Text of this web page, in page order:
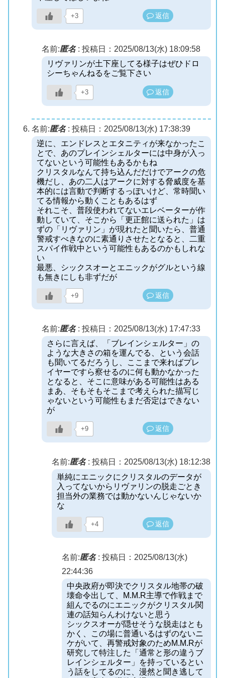
+3 返信
名前:匿名: 投稿日：2025/08/13(水) 18:09:58
リヴァリンが土下座してる様子はぜひドロ
シーちゃんねるをご覧下さい
+3 返信
名前:匿名: 投稿日：2025/08/13(水) 17:38:39
逆に、エンドレスとエタニティが来なかったこ
とで、あのプレインシェルターには中身が入っ
てないという可能性もあるかもね
クリスタルなんて持ち込んだだけでアークの危
機だし、あの二人はアークに対する脅威度を基
本的には言動で判断するっぽいけど、常時聞い
てる情報から動くこともあるはず
それこそ、普段使われてないエレベーターが作
動していて、そこから「更正館に送られた」は
ずの「リヴァリン」が現れたと聞いたら、普通
警戒すべきなのに素通りさせたとなると、二重
スパイ作戦中という可能性もあるのかもしれな
い
最悪、シックスオーとエニックがグルという線
も無きにしも非ずだが
+9 返信
名前:匿名: 投稿日：2025/08/13(水) 17:47:33
さらに言えば、「ブレインシェルター」の
ような大きさの箱を運んでる、という会話
も聞いてるだろうし、ここまで来ればプレ
イヤーですら察せるのに何も動かなかった
となると、そこに意味がある可能性はある
まあ、そもそもそこまで考えられた描写じ
ゃないという可能性もまだ否定はできない
が
+9 返信
名前:匿名: 投稿日：2025/08/13(水) 18:12:38
単純にエニックにクリスタルのデータが
入ってないからリヴァリンの脱走ごとき
担当外の業務では動かないんじゃないか
な
+4 返信
名前:匿名: 投稿日：2025/08/13(水)
22:44:36
中央政府が即決でクリスタル地帯の破
壊命令出して、M.M.R主導で作戦まで
組んでるのにエニックがクリスタル関
連の話知らんわけないと思う
シックスオーが隠せそうな脱走はとも
かく、この場に普通いるはずのないニ
ケがいて、再警戒対象のためM.M.Rが
研究して特注した「通常と形の違うブ
レインシェルター」を持っているとい
う話をしてるのに、漫然と聞き逃して